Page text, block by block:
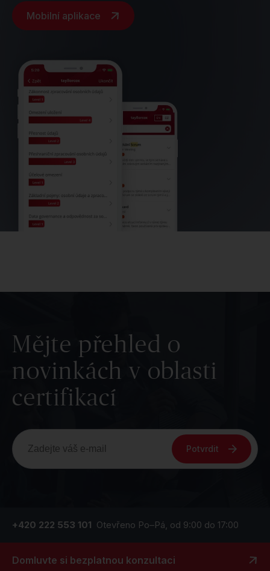
Mobilní aplikace
Mějte přehled o
novinkách v oblasti
certifikací
Potvrdit
+420 222 553 101 Otevřeno Po–Pá, od 9:00 do 17:00
Domluvte si bezplatnou konzultaci